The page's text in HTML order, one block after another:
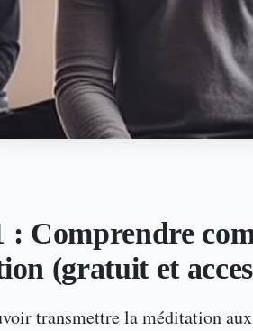
: Comprendre
(gratuit et
transmettre la méditation